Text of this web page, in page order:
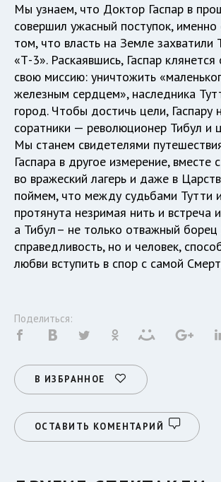
Мы узнаем, что Доктор Гаспар в
совершил ужасный поступок, именно
том, что власть на Земле захватили
«Т-3». Раскаявшись, Гаспар
свою миссию: уничтожить
железным сердцем», наследника
город. Чтобы достичь цели, Гаспару
соратники — революционер Тибул и
Мы станем свидетелями
Гаспара в другое измерение, вместе
во вражеский лагерь и даже в
поймем, что между судьбами Тутти
протянута незримая нить и встреча
а Тибул – не только отважный
справедливость, но и человек,
любви вступить в спор с самой
Поделиться:
В ИЗБРАННОЕ
ОСТАВИТЬ КОМЕНТАРИЙ